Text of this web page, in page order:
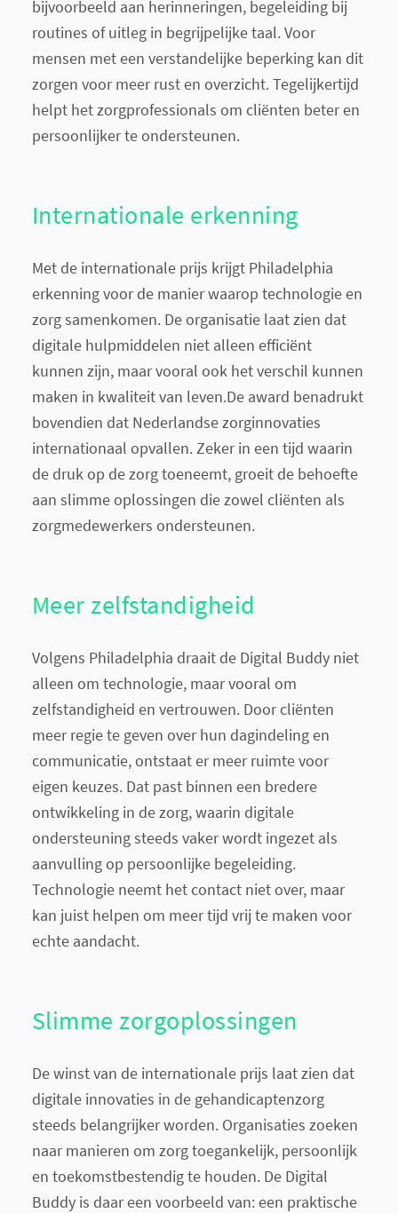
bijvoorbeeld aan herinneringen, begeleiding bij
routines of uitleg in begrijpelijke taal. Voor
mensen met een verstandelijke beperking kan dit
zorgen voor meer rust en overzicht. Tegelijkertijd
helpt het zorgprofessionals om cliënten beter en
persoonlijker te ondersteunen.
Internationale erkenning
Met de internationale prijs krijgt Philadelphia
erkenning voor de manier waarop technologie en
zorg samenkomen. De organisatie laat zien dat
digitale hulpmiddelen niet alleen efficiënt
kunnen zijn, maar vooral ook het verschil kunnen
maken in kwaliteit van leven.De award benadrukt
bovendien dat Nederlandse zorginnovaties
internationaal opvallen. Zeker in een tijd waarin
de druk op de zorg toeneemt, groeit de behoefte
aan slimme oplossingen die zowel cliënten als
zorgmedewerkers ondersteunen.
Meer zelfstandigheid
Volgens Philadelphia draait de Digital Buddy niet
alleen om technologie, maar vooral om
zelfstandigheid en vertrouwen. Door cliënten
meer regie te geven over hun dagindeling en
communicatie, ontstaat er meer ruimte voor
eigen keuzes. Dat past binnen een bredere
ontwikkeling in de zorg, waarin digitale
ondersteuning steeds vaker wordt ingezet als
aanvulling op persoonlijke begeleiding.
Technologie neemt het contact niet over, maar
kan juist helpen om meer tijd vrij te maken voor
echte aandacht.
Slimme zorgoplossingen
De winst van de internationale prijs laat zien dat
digitale innovaties in de gehandicaptenzorg
steeds belangrijker worden. Organisaties zoeken
naar manieren om zorg toegankelijk, persoonlijk
en toekomstbestendig te houden. De Digital
Buddy is daar een voorbeeld van: een praktische